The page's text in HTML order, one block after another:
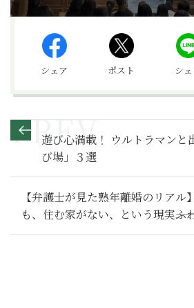
シェア ポスト シ
遊び心満載！ ウルトラマンと
び場」３選
【弁護士が見た熟年離婚のリアル
も、住む家がない、という現実――
しでは生きていけない